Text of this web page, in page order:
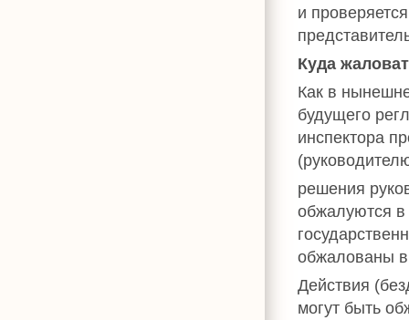
и
Куда
Как в
будущего
инспектора
решения
обжалуются в
обжалованы
Действия
могут быть